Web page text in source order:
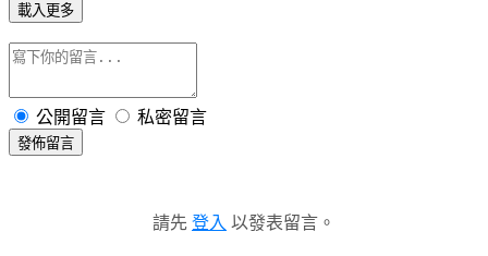
載入更多
公開留言 私密留言
發佈留言
請先 登入 以發表留言。